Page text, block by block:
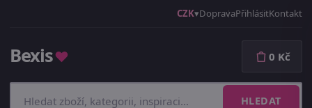
CZK DopravaPřihlásitKontakt
Bexis♥
HLEDAT
0 Kč